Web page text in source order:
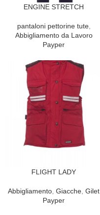
ENGINE STRETCH
pantaloni pettorine tute,
Abbigliamento da Lavoro
Payper
FLIGHT LADY
Abbigliamento Giacche Gilet
Payper